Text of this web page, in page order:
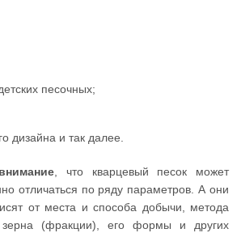
песочных;
дизайна и так далее.
, что кварцевый песок может
отличаться по ряду параметров. А они
от места и способа добычи, метода
зерна (фракции), его формы и других